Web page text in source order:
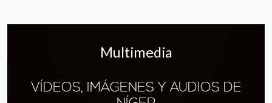
Multimedia
VÍDEOS, IMÁGENES Y AUDIOS DE